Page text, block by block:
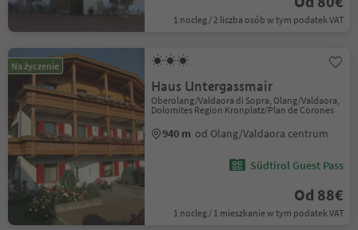
1 nocleg / 2 liczba osób w tym podatek VAT
Na życzenie
Haus Untergassmair
Oberolang/Valdaora di Sopra, Olang/Valdaora,
Dolomites Region Kronplatz/Plan de Corones
940 m od Olang/Valdaora centrum
Südtirol Guest Pass
Od 88€
1 nocleg / 1 mieszkanie w tym podatek VAT